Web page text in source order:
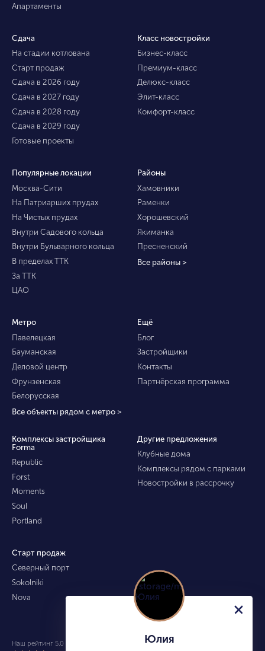
Апартаменты
Сдача
На стадии котлована
Старт продаж
Сдача в 2026 году
Сдача в 2027 году
Сдача в 2028 году
Сдача в 2029 году
Готовые проекты
Класс новостройки
Бизнес-класс
Премиум-класс
Делюкс-класс
Элит-класс
Комфорт-класс
Популярные локации
Москва-Сити
На Патриарших прудах
На Чистых прудах
Внутри Садового кольца
Внутри Бульварного кольца
В пределах ТТК
За ТТК
ЦАО
Районы
Хамовники
Раменки
Хорошевский
Якиманка
Пресненский
Все районы >
Метро
Павелецкая
Бауманская
Деловой центр
Фрунзенская
Белорусская
Все объекты рядом с метро >
Ещё
Блог
Застройщики
Контакты
Партнёрская программа
Комплексы застройщика
Forma
Republic
Forst
Moments
Soul
Portland
Другие предложения
Клубные дома
Комплексы рядом с парками
Новостройки в рассрочку
Старт продаж
Северный порт
Sokolniki
Nova
Наш рейтинг 5.0 из 5 (490) Юлия